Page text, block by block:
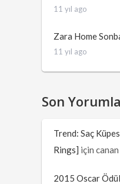
11 yıl ago
Zara Home
11 yıl ago
Son
Trend: Saç
Rings] içincanan
2015 Oscar